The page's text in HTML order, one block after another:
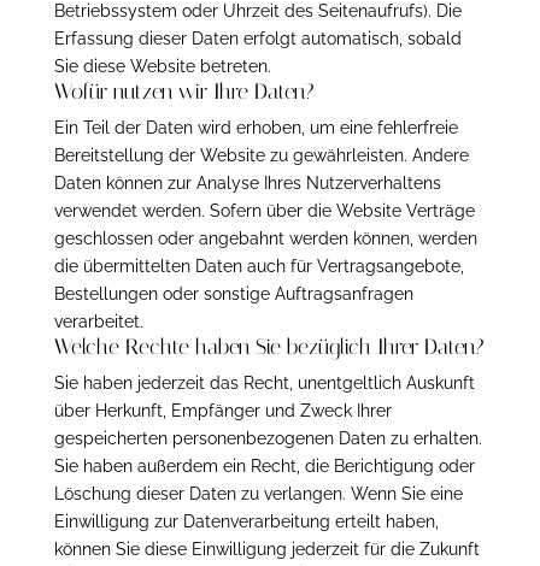
Betriebssystem oder Uhrzeit des Seitenaufrufs). Die
Erfassung dieser Daten erfolgt automatisch, sobald
Sie diese Website betreten.
Wofür nutzen wir Ihre Daten?
Ein Teil der Daten wird erhoben, um eine fehlerfreie
Bereitstellung der Website zu gewährleisten. Andere
Daten können zur Analyse Ihres Nutzerverhaltens
verwendet werden. Sofern über die Website Verträge
geschlossen oder angebahnt werden können, werden
die übermittelten Daten auch für Vertragsangebote,
Bestellungen oder sonstige Auftragsanfragen
verarbeitet.
Welche Rechte haben Sie bezüglich Ihrer Daten?
Sie haben jederzeit das Recht, unentgeltlich Auskunft
über Herkunft, Empfänger und Zweck Ihrer
gespeicherten personenbezogenen Daten zu erhalten.
Sie haben außerdem ein Recht, die Berichtigung oder
Löschung dieser Daten zu verlangen. Wenn Sie eine
Einwilligung zur Datenverarbeitung erteilt haben,
können Sie diese Einwilligung jederzeit für die Zukunft